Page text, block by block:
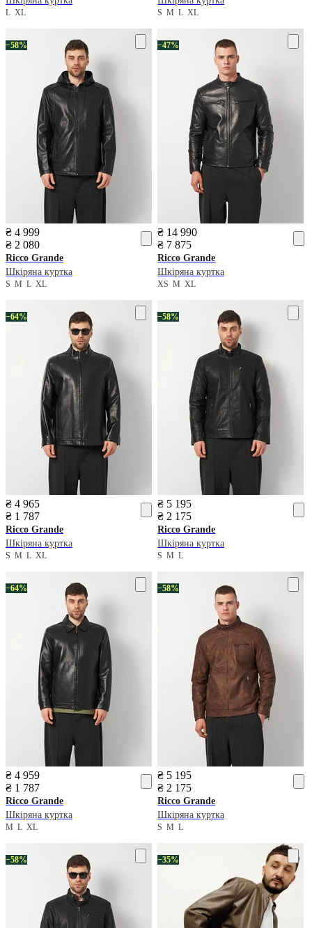
L XL SMLXL
−58%
₴ 4 999
₴ 2 080
Ricco Grande
Шкіряна куртка
S M L XL
−47%
₴ 14 990
₴ 7 875
Ricco Grande
Шкіряна куртка
XSMXL
−64%
₴ 4 965
₴ 1 787
Ricco Grande
Шкіряна куртка
S M L XL
−58%
₴ 5 195
₴ 2 175
Ricco Grande
Шкіряна куртка
SML
−64%
₴ 4 959
₴ 1 787
Ricco Grande
Шкіряна куртка
M L XL
−58%
₴ 5 195
₴ 2 175
Ricco Grande
Шкіряна куртка
SML
−58% −35%